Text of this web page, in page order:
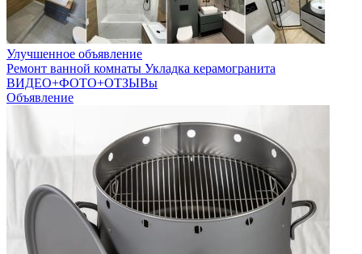
Улучшенное объявление
Ремонт ванной комнаты Укладка керамогранита
ВИДЕО+ФОТО+ОТЗЫВы
Объявление